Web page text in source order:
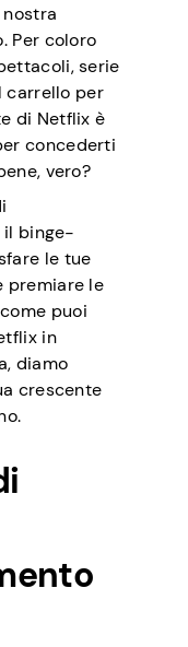
Per coloro
serie
carrello per
di Netflix è
concederti
vero?
il binge-
le tue
premiare le
puoi
in
diamo
crescente